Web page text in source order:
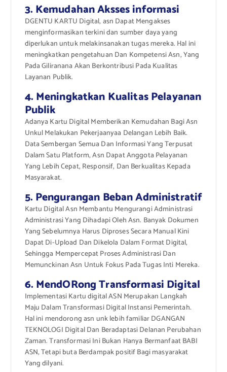
3. Kemudahan Aksses informasi
DGENTU KARTU Digital, asn Dapat Mengakses
menginformasikan terkini dan sumber daya yang
diperlukan untuk melakinsanakan tugas mereka. Hal ini
meningkatkan pengetahuan Dan Kompetensi Asn, Yang
Pada Giliranana Akan Berkontribusi Pada Kualitas
Layanan Publik.
4. Meningkatkan Kualitas Pelayanan
Publik
Adanya Kartu Digital Memberikan Kemudahan Bagi Asn
Unkul Melakukan Pekerjaanyaa Delangan Lebih Baik.
Data Sembergan Semua Dan Informasi Yang Terpusat
Dalam Satu Platform, Asn Dapat Anggota Pelayanan
Yang Lebih Cepat, Responsif, Dan Berkualitas Kepada
Masyarakat.
5. Pengurangan Beban Administratif
Kartu Digital Asn Membantu Mengurangi Administrasi
Administrasi Yang Dihadapi Oleh Asn. Banyak Dokumen
Yang Sebelumnya Harus Diproses Secara Manual Kini
Dapat Di-Upload Dan Dikelola Dalam Format Digital,
Sehingga Mempercepat Proses Administrasi Dan
Memunckinan Asn Untuk Fokus Pada Tugas Inti Mereka.
6. MendORong Transformasi Digital
Implementasi Kartu digital ASN Merupakan Langkah
Maju Dalam Transformasi Digital Instansi Pemerintah.
Hal ini mendorong asn unk lebih familiar DGANGAN
TEKNOLOGI Digital Dan Beradaptasi Delanan Perubahan
Zaman. Transformasi Ini Bukan Hanya Bermanfaat BABI
ASN, Tetapi buta Berdampak positif Bagi masyarakat
Yang dilyani.